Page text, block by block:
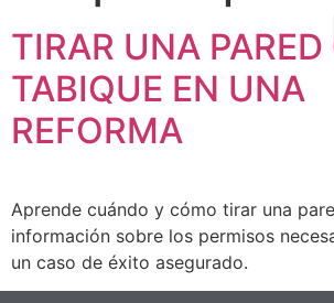
TIRAR UNA PARED
TABIQUE EN UNA
REFORMA
Aprende cuándo y cómo tirar una
información sobre los permisos
un caso de éxito asegurado.